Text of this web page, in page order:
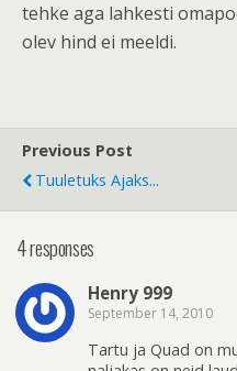
tehke aga lahkesti
olev hind ei meeldi.
Previous Post
Tuuletuks Ajaks...
4 responses
Henry 999
September 14, 2010
Tartu ja Quad on